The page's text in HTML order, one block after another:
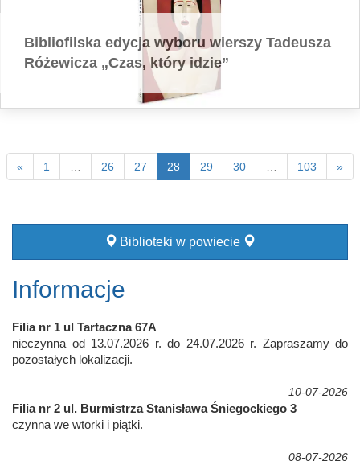
Bibliofilska edycja wyboru wierszy Tadeusza
Różewicza „Czas, który idzie”
« 1 26 27 28 29 30 103 »
Biblioteki w powiecie
Informacje
Filia nr 1 ul Tartaczna 67A
nieczynna od 13.07.2026 r. do 24.07.2026 r. Zapraszamy do
pozostałych lokalizacji.
10-07-2026
Filia nr 2 ul. Burmistrza Stanisława Śniegockiego 3
czynna we wtorki i piątki.
08-07-2026